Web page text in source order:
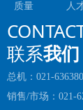
质量
人
联系我们
总机：021-
销售/市场：